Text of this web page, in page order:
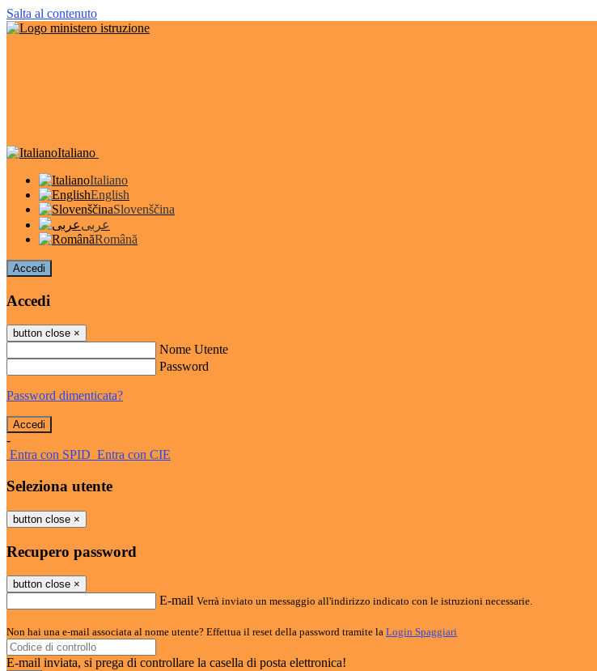
Salta al contenuto
Italiano
Italiano
English
Slovenščina
عربى
Română
Accedi
Accedi
button close ×
Nome Utente
Password
Password dimenticata?
-
Entra con SPID Entra con CIE
Seleziona utente
button close ×
Recupero password
button close ×
E-mail Verrà inviato un messaggio all'indirizzo indicato con le istruzioni necessarie.
Non hai una e-mail associata al nome utente? Effettua il reset della password tramite la Login Spaggiari
E-mail inviata, si prega di controllare la casella di posta elettronica!